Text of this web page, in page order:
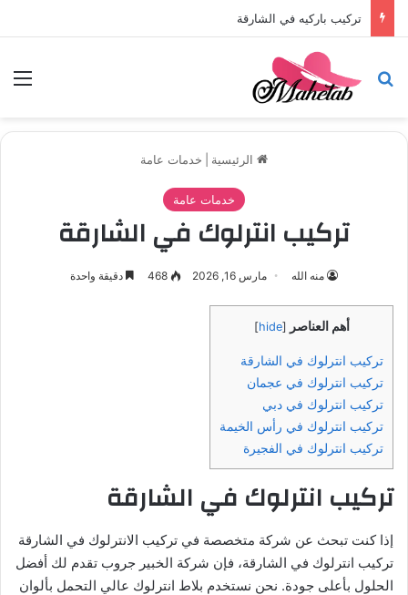
تركيب باركيه في الشارقة
بحث عن
الرئيسية خدمات عامة
خدمات عامة
تركيب انترلوك في الشارقة
منه الله مارس 16, 2026 468 دقيقة واحدة
أهم العناصر [
hide
]
تركيب انترلوك في الشارقة
تركيب انترلوك في عجمان
تركيب انترلوك في دبي
تركيب انترلوك في رأس الخيمة
تركيب انترلوك في الفجيرة
تركيب انترلوك في الشارقة
إذا كنت تبحث عن شركة متخصصة في تركيب الانترلوك في الشارقة
تركيب انترلوك في الشارقة، فإن شركة الخبير جروب تقدم لك أفضل
الحلول بأعلى جودة. نحن نستخدم بلاط انترلوك عالي التحمل بألوان